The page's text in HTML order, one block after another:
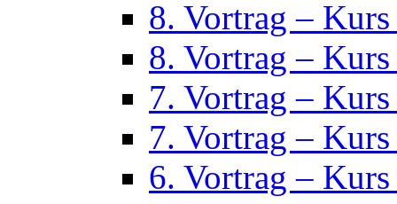
8. Vortrag –
8. Vortrag –
7. Vortrag –
7. Vortrag –
6. Vortrag –